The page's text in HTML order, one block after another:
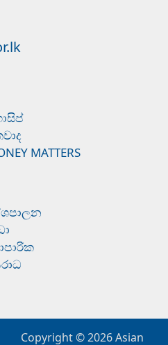
MATTERS
Copyright © 2026Asian